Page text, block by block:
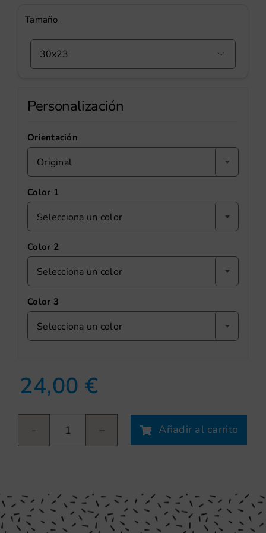
Tamaño

Personalización
Orientación
Original
Color 1
Selecciona un color
Color 2
Selecciona un color
Color 3
Selecciona un color
24,00€
Peces
multicolor
Añadir al carrito